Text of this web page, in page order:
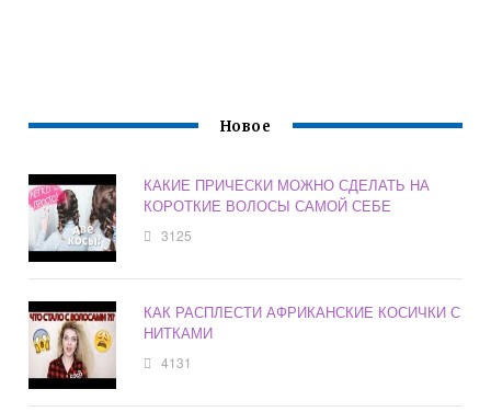
Новое
КАКИЕ ПРИЧЕСКИ МОЖНО СДЕЛАТЬ НА
КОРОТКИЕ ВОЛОСЫ САМОЙ СЕБЕ
3125
КАК РАСПЛЕСТИ АФРИКАНСКИЕ КОСИЧКИ С
НИТКАМИ
4131